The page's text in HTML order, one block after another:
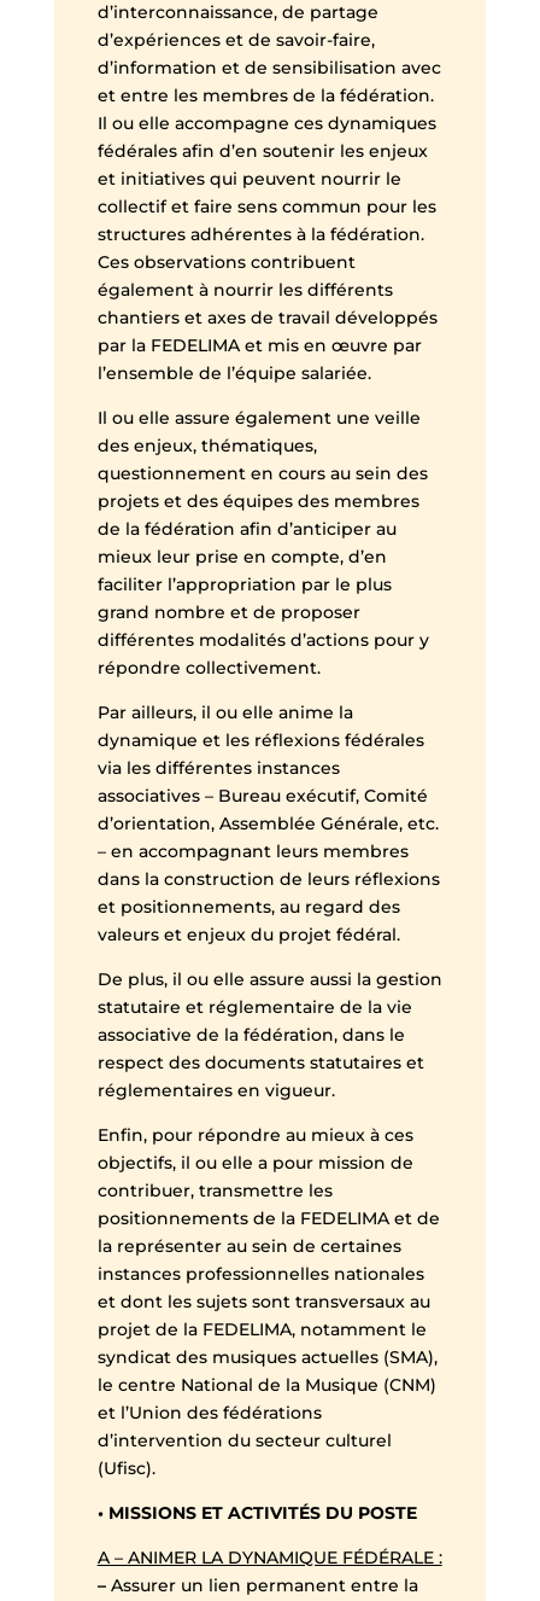
d’interconnaissance, de partage
d’expériences et de savoir-faire,
d’information et de sensibilisation avec
et entre les membres de la fédération.
Il ou elle accompagne ces dynamiques
fédérales afin d’en soutenir les enjeux
et initiatives qui peuvent nourrir le
collectif et faire sens commun pour les
structures adhérentes à la fédération.
Ces observations contribuent
également à nourrir les différents
chantiers et axes de travail développés
par la FEDELIMA et mis en œuvre par
l’ensemble de l’équipe salariée.
Il ou elle assure également une veille
des enjeux, thématiques,
questionnement en cours au sein des
projets et des équipes des membres
de la fédération afin d’anticiper au
mieux leur prise en compte, d’en
faciliter l’appropriation par le plus
grand nombre et de proposer
différentes modalités d’actions pour y
répondre collectivement.
Par ailleurs, il ou elle anime la
dynamique et les réflexions fédérales
via les différentes instances
associatives – Bureau exécutif, Comité
d’orientation, Assemblée Générale, etc.
– en accompagnant leurs membres
dans la construction de leurs réflexions
et positionnements, au regard des
valeurs et enjeux du projet fédéral.
De plus, il ou elle assure aussi la gestion
statutaire et réglementaire de la vie
associative de la fédération, dans le
respect des documents statutaires et
réglementaires en vigueur.
Enfin, pour répondre au mieux à ces
objectifs, il ou elle a pour mission de
contribuer, transmettre les
positionnements de la FEDELIMA et de
la représenter au sein de certaines
instances professionnelles nationales
et dont les sujets sont transversaux au
projet de la FEDELIMA, notamment le
syndicat des musiques actuelles (SMA),
le centre National de la Musique (CNM)
et l’Union des fédérations
d’intervention du secteur culturel
(Ufisc).
• MISSIONS ET ACTIVITÉS DU POSTE
A – ANIMER LA DYNAMIQUE FÉDÉRALE :
–Assurer un lien permanent entre la